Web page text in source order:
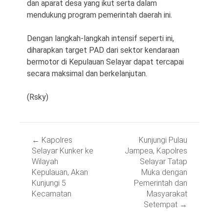
dan aparat desa yang ikut serta dalam
mendukung program pemerintah daerah ini.
Dengan langkah-langkah intensif seperti ini,
diharapkan target PAD dari sektor kendaraan
bermotor di Kepulauan Selayar dapat tercapai
secara maksimal dan berkelanjutan.
(Rsky)
navigation
← Kapolres
Selayar Kunker ke
Wilayah
Kepulauan, Akan
Kunjungi 5
Kecamatan
Kunjungi Pulau
Jampea, Kapolres
Selayar Tatap
Muka dengan
Pemerintah dan
Masyarakat
Setempat →